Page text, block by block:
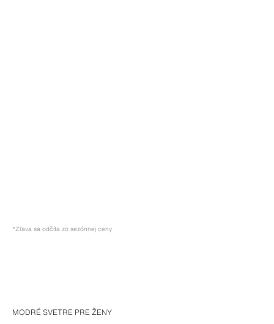
*Zľava sa odčíta zo sezónnej ceny
MODRÉ SVETRE PRE ŽENY